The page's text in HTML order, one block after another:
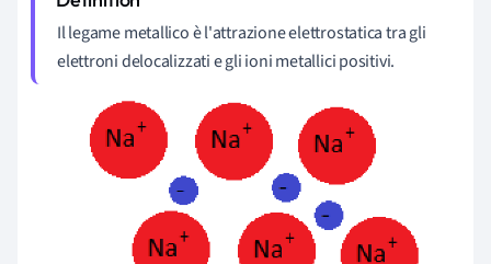
Il legame metallico è l'attrazione elettrostatica tra gli
elettroni delocalizzati e gli ioni metallici positivi.